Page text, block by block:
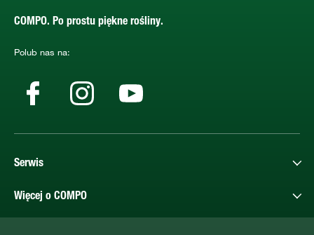
COMPO. Po prostu piękne rośliny.
Polub nas na:
Serwis
Więcej o COMPO